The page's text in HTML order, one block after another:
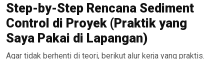
Step-by-Step Rencana Sediment
Control di Proyek (Praktik yang
Saya Pakai di Lapangan)
Agar tidak berhenti di teori, berikut alur kerja yang praktis.